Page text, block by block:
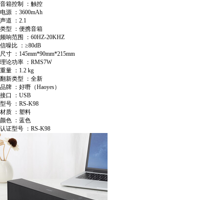
音箱控制 ：触控
电源 ：3600mAh
声道 ：2.1
类型 ：便携音箱
频响范围 ：60HZ-20KHZ
信噪比 ：≥80dB
尺寸 ：145mm*90mm*215mm
理论功率 ：RMS7W
重量 ：1.2 kg
翻新类型 ：全新
品牌 ：好嘢（Haoyes）
接口 ：USB
型号 ：RS-K98
材质 ：塑料
颜色 ：蓝色
认证型号 ：RS-K98